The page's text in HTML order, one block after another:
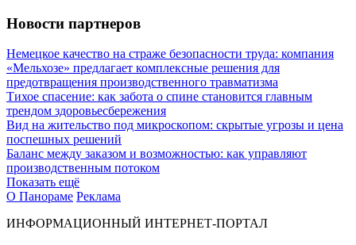
Новости партнеров
Немецкое качество на страже безопасности труда: компания
«Мельхозе» предлагает комплексные решения для
предотвращения производственного травматизма
Тихое спасение: как забота о спине становится главным
трендом здоровьесбережения
Вид на жительство под микроскопом: скрытые угрозы и цена
поспешных решений
Баланс между заказом и возможностью: как управляют
производственным потоком
Показать ещё
О Панораме Реклама
ИНФОРМАЦИОННЫЙ ИНТЕРНЕТ-ПОРТАЛ